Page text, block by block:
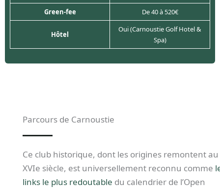
Green-fee
De 40 à 520€
Hôtel
Oui (Carnoustie Golf Hotel &
Spa)
Parcours de Carnoustie
Ce club historique, dont les origines remontent au
XVIe siècle, est universellement reconnu comme
links le plus redoutable du calendrier de l’Open